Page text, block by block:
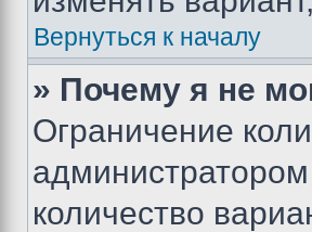
Вернуться к началу
» Почему я не
Ограничение
количество